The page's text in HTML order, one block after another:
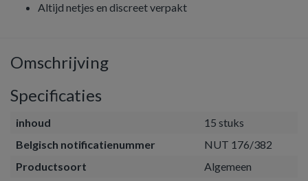
Altijd netjes en discreet verpakt
Omschrijving
Specificaties
inhoud
15 stuks
Belgisch notificatienummer
NUT 176/382
Productsoort
Algemeen